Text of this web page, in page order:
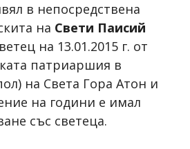
в непосредствена
на Свети Паисий
на 13.01.2015 г. от
патриаршия в
на Света Гора Атон и
на години е имал
със светеца.